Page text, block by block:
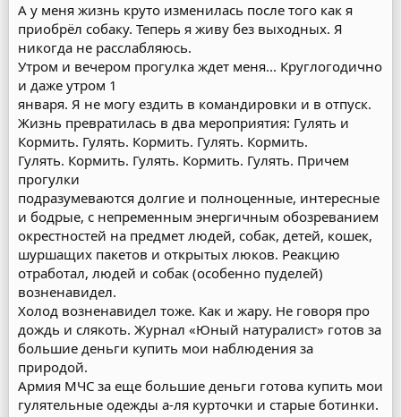
А у меня жизнь круто изменилась после того как я
приобрёл собаку. Теперь я живу без выходных. Я
никогда не расслабляюсь.
Утром и вечером прогулка ждет меня... Круглогодично
и даже утром 1
января. Я не могу ездить в командировки и в отпуск.
Жизнь превратилась в два мероприятия: Гулять и
Кормить. Гулять. Кормить. Гулять. Кормить.
Гулять. Кормить. Гулять. Кормить. Гулять. Причем
прогулки
подразумеваются долгие и полноценные, интересные
и бодрые, с непременным энергичным обозреванием
окрестностей на предмет людей, собак, детей, кошек,
шуршащих пакетов и открытых люков. Реакцию
отработал, людей и собак (особенно пуделей)
возненавидел.
Холод возненавидел тоже. Как и жару. Не говоря про
дождь и слякоть. Журнал «Юный натуралист» готов за
большие деньги купить мои наблюдения за
природой.
Армия МЧС за еще большие деньги готова купить мои
гулятельные одежды а-ля курточки и старые ботинки.